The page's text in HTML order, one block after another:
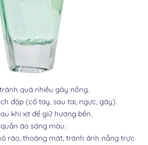
quá nhiều gây nồng.
đập (cổ tay, sau tai, ngực, gáy).
khi xịt để giữ hương bền.
áo sáng màu.
ráo, thoáng mát, tránh ánh nắng trực